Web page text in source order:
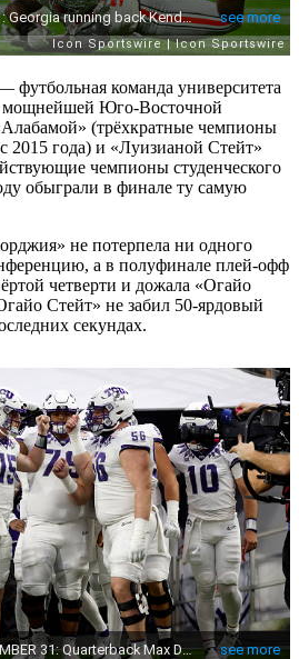
футбольная команда университета
Юго-Восточной
(трёхкратные чемпионы
2015 года) и «Луизианой Стейт»
чемпионы студенческого
обыграли в финале ту самую
не потерпела ни одного
а в полуфинале плей-офф
четверти и дожала «Огайо
Стейт» не забил 50-ярдовый
секундах.